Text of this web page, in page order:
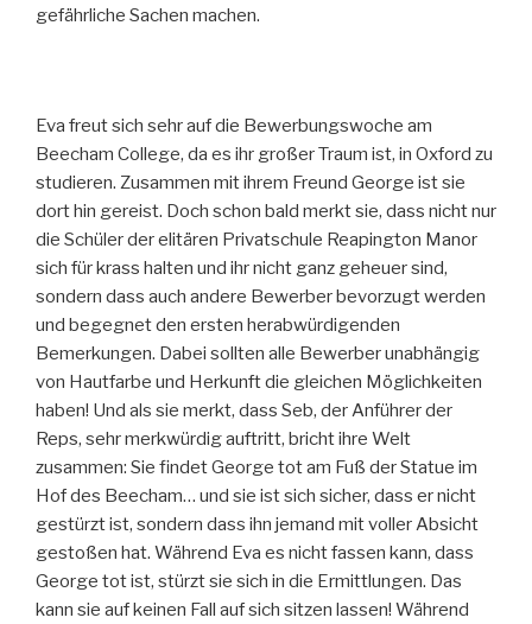
gefährliche Sachen machen.
Eva freut sich sehr auf die Bewerbungswoche am
Beecham College, da es ihr großer Traum ist, in Oxford zu
studieren. Zusammen mit ihrem Freund George ist sie
dort hin gereist. Doch schon bald merkt sie, dass nicht nur
die Schüler der elitären Privatschule Reapington Manor
sich für krass halten und ihr nicht ganz geheuer sind,
sondern dass auch andere Bewerber bevorzugt werden
und begegnet den ersten herabwürdigenden
Bemerkungen. Dabei sollten alle Bewerber unabhängig
von Hautfarbe und Herkunft die gleichen Möglichkeiten
haben! Und als sie merkt, dass Seb, der Anführer der
Reps, sehr merkwürdig auftritt, bricht ihre Welt
zusammen: Sie findet George tot am Fuß der Statue im
Hof des Beecham… und sie ist sich sicher, dass er nicht
gestürzt ist, sondern dass ihn jemand mit voller Absicht
gestoßen hat. Während Eva es nicht fassen kann, dass
George tot ist, stürzt sie sich in die Ermittlungen. Das
kann sie auf keinen Fall auf sich sitzen lassen! Während